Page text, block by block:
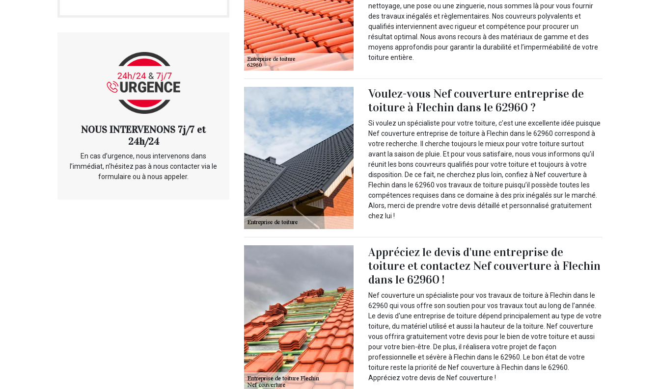
NOUS INTERVENONS 7j/7 et
24h/24
En cas d’urgence, nous intervenons dans
l’immédiat, n’hésitez pas à nous contacter via le
formulaire ou à nous appeler.
nettoyage, une pose ou une zinguerie, nous sommes là pour vous fournir
des travaux inégalés et règlementaires. Nos couvreurs polyvalents et
qualifiés interviennent avec rigueur et compétence pour procurer un
résultat optimal. Nous avons recours à des matériaux de gamme et des
moyens approfondis pour garantir la durabilité et l’imperméabilité de votre
toiture entière.
Voulez-vous Nef couverture entreprise de
toiture à Flechin dans le 62960 ?
Si voulez un spécialiste pour votre toiture, c’est une excellente idée puisque
Nef couverture entreprise de toiture à Flechin dans le 62960 correspond à
votre recherche. Il cherche toujours le mieux pour votre toiture surtout
avant la saison de pluie. Et pour vous satisfaire, nous vous informons qu’il
réunit les bons couvreurs qualifiés pour votre toiture et toujours à votre
disposition. De ce fait, ne cherchez plus loin, confiez à Nef couverture à
Flechin dans le 62960 vos travaux de toiture puisqu’il possède toutes les
compétences requises dans ce domaine à des prix inégalés sur le marché.
Alors, merci de prendre votre devis détaillé et personnalisé gratuitement
chez lui !
Appréciez le devis d'une entreprise de
toiture et contactez Nef couverture à Flechin
dans le 62960 !
Nef couverture un spécialiste pour vos travaux de toiture à Flechin dans le
62960 qui vous offre son soutien pour vos travaux tout au long de l’année.
Le devis d'une entreprise de toiture dépend principalement au type de votre
toiture, du matériel utilisé et aussi la hauteur de la toiture. Nef couverture
vous offrira gratuitement votre devis pour le bien de votre toiture et aussi
pour votre bien-être. De plus, il réalisera votre projet de façon
professionnelle et sévère à Flechin dans le 62960. Le bon état de votre
toiture reste la priorité de Nef couverture à Flechin dans le 62960.
Appréciez votre devis de Nef couverture !